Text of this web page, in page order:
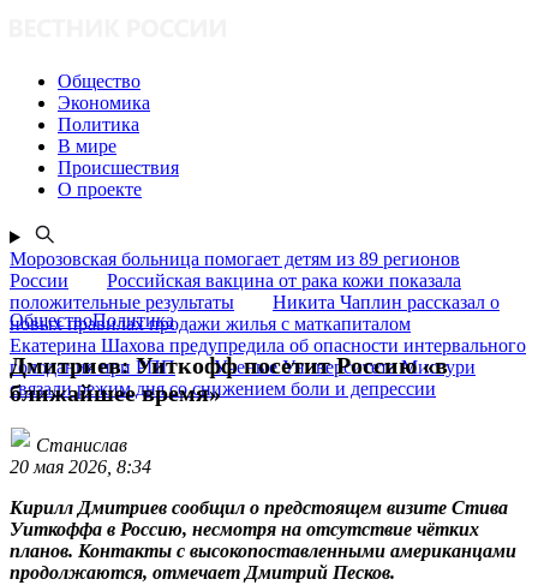
Общество
Экономика
Политика
В мире
Происшествия
О проекте
Морозовская больница помогает детям из 89 регионов
России
Российская вакцина от рака кожи показала
положительные результаты
Никита Чаплин рассказал о
новых правилах продажи жилья с маткапиталом
Екатерина Шахова предупредила об опасности интервального
голодания при РПП
Ученые Университета Миссури
связали режим дня со снижением боли и депрессии
ОбществоПолитика
Дмитриев: Уиткофф посетит Россию «в
ближайшее время»
Станислав
20 мая 2026, 8:34
Кирилл Дмитриев сообщил о предстоящем визите Стива
Уиткоффа в Россию, несмотря на отсутствие чётких
планов. Контакты с высокопоставленными американцами
продолжаются, отмечает Дмитрий Песков.